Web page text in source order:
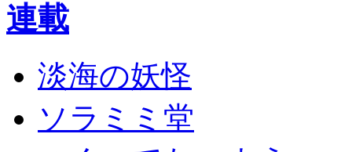
連載
淡海の妖怪
ソラミミ堂